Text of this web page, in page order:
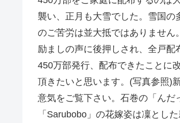
襲い、正月も大雪でした。雪国
のご苦労は並大抵ではありませ
励ましの声に後押しされ、全戸配
450万部発行、配布できたことに
頂きたいと思います。(写真参照)
意気をご覧下さい。石巻の「んだ
「Sarubobo」の花嫁姿は凜とし